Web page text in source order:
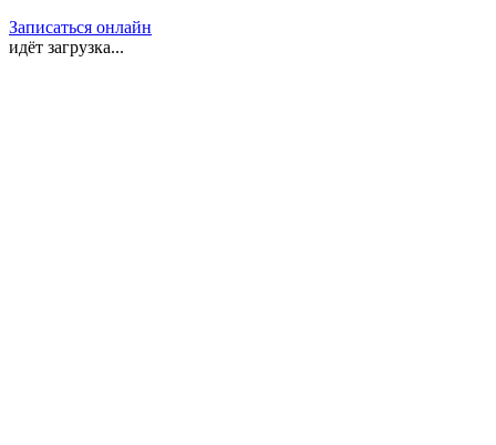
Записаться онлайн
идёт загрузка...